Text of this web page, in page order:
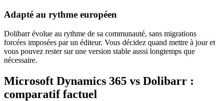
Adapté au rythme européen
Dolibarr évolue au rythme de sa communauté, sans migrations
forcées imposées par un éditeur. Vous décidez quand mettre à jour et
vous pouvez rester sur une version stable aussi longtemps que
nécessaire.
Microsoft Dynamics 365 vs Dolibarr :
comparatif factuel